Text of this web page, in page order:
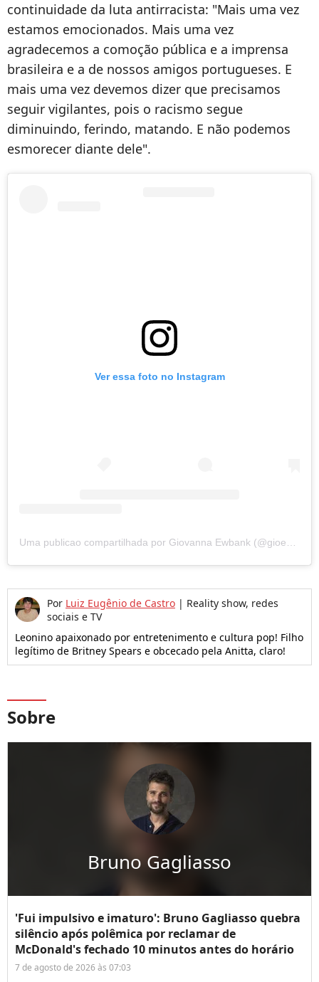
continuidade da luta antirracista: "Mais uma vez
estamos emocionados. Mais uma vez
agradecemos a comoção pública e a imprensa
brasileira e a de nossos amigos portugueses. E
mais uma vez devemos dizer que precisamos
seguir vigilantes, pois o racismo segue
diminuindo, ferindo, matando. E não podemos
esmorecer diante dele".
Ver essa foto no Instagram
Por Luiz Eugênio de Castro | Reality show, redes
sociais e TV
Leonino apaixonado por entretenimento e cultura pop! Filho
legítimo de Britney Spears e obcecado pela Anitta, claro!
Sobre
Bruno Gagliasso
'Fui impulsivo e imaturo': Bruno Gagliasso quebra
silêncio após polêmica por reclamar de
McDonald's fechado 10 minutos antes do horário
7 de agosto de 2026 às 07:03